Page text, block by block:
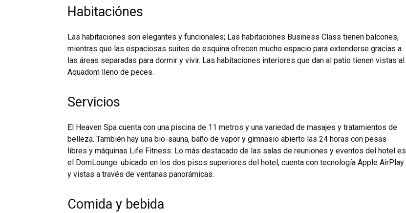
Habitaciónes
Las habitaciones son elegantes y funcionales; Las habitaciones Business Class tienen balcones,
mientras que las espaciosas suites de esquina ofrecen mucho espacio para extenderse gracias a
las áreas separadas para dormir y vivir. Las habitaciones interiores que dan al patio tienen vistas al
Aquadom lleno de peces.
Servicios
El Heaven Spa cuenta con una piscina de 11 metros y una variedad de masajes y tratamientos de
belleza. También hay una bio-sauna, baño de vapor y gimnasio abierto las 24 horas con pesas
libres y máquinas Life Fitness. Lo más destacado de las salas de reuniones y eventos del hotel es
el DomLounge: ubicado en los dos pisos superiores del hotel, cuenta con tecnología Apple AirPlay
y vistas a través de ventanas panorámicas.
Comida y bebida